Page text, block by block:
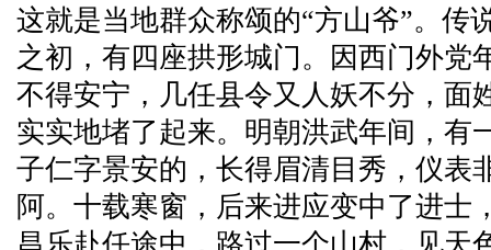
这就是当地群众称颂的“方山爷”。传
之初，有四座拱形城门。因西门外党
不得安宁，几任县令又人妖不分，面
实实地堵了起来。明朝洪武年间，有
子仁字景安的，长得眉清目秀，仪表
阿。十载寒窗，后来进应变中了进士